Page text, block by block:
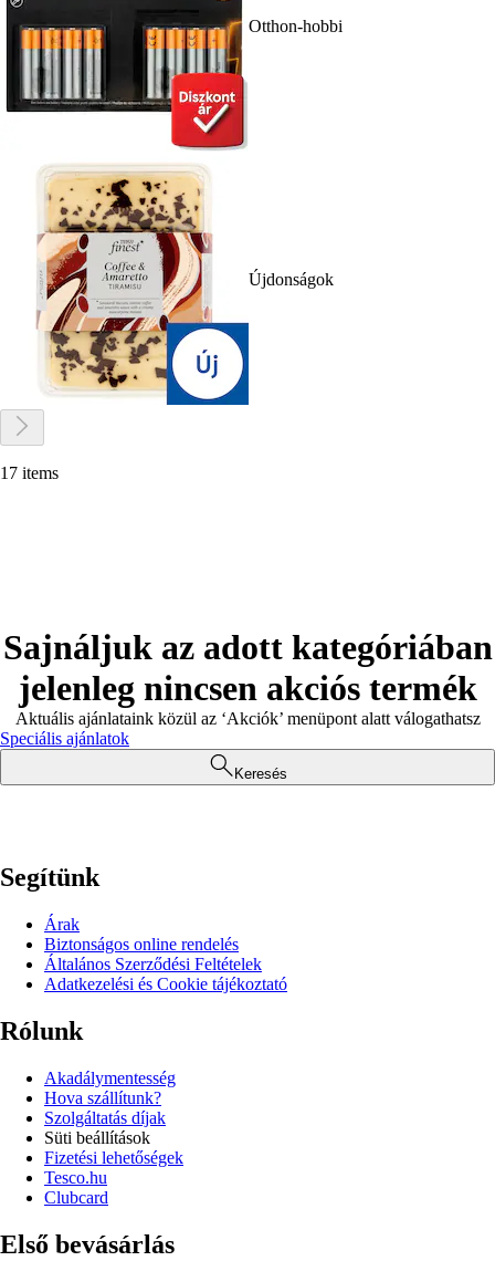
Otthon-hobbi
Újdonságok
17 items
Sajnáljuk az adott kategóriában
jelenleg nincsen akciós termék
Aktuális ajánlataink közül az ‘Akciók’ menüpont alatt válogathatsz
Speciális ajánlatok
Keresés
Segítünk
Árak
Biztonságos online rendelés
Általános Szerződési Feltételek
Adatkezelési és Cookie tájékoztató
Rólunk
Akadálymentesség
Hova szállítunk?
Szolgáltatás díjak
Süti beállítások
Fizetési lehetőségek
Tesco.hu
Clubcard
Első bevásárlás